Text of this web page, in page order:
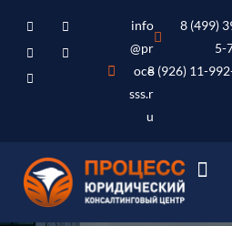
info
@pr
oce
sss.r
u
8 (499)
5-
8 (926) 11-